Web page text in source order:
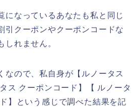
になっているあなたも私と同じ
引クーポンやクーポンコードな
しれません。
なので、私自身が【ルノータス
ス クーポンコード】【 ルノータ
】という感じで調べた結果を記